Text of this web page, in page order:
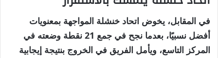
في المقابل، يخوض اتحاد خنشلة المواجهة بمعنويات
أفضل نسبيًا، بعدما نجح في جمع 21 نقطة وضعته في
المركز التاسع، ويأمل الفريق في الخروج بنتيجة إيجابية